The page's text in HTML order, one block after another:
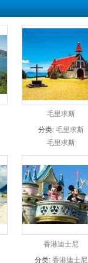
毛里求斯
分类: 毛里求斯
毛里求斯
香港迪士尼
分类: 香港迪士尼